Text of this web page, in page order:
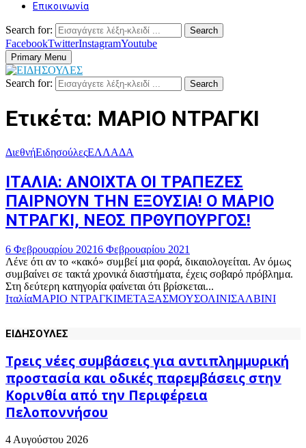
Επικοινωνία
Search for: Search
FacebookTwitterInstagramYoutube
Primary Menu
Search for: Search
Ετικέτα: ΜΑΡΙΟ ΝΤΡΑΓΚΙ
ΔιεθνήΕιδησούλεςΕΛΛΑΔΑ
ΙΤΑΛΙΑ: ΑΝΟΙΧΤΑ ΟΙ ΤΡΑΠΕΖΕΣ
ΠΑΙΡΝΟΥΝ ΤΗΝ ΕΞΟΥΣΙΑ! Ο ΜΑΡΙΟ
ΝΤΡΑΓΚΙ, ΝΕΟΣ ΠΡΘΥΠΟΥΡΓΟΣ!
6 Φεβρουαρίου 20216 Φεβρουαρίου 2021
Λένε ότι αν το «κακό» συμβεί μια φορά, δικαιολογείται. Αν όμως
συμβαίνει σε τακτά χρονικά διαστήματα, έχεις σοβαρό πρόβλημα.
Στη δεύτερη κατηγορία φαίνεται ότι βρίσκεται...
ΙταλίαΜΑΡΙΟ ΝΤΡΑΓΚΙΜΕΤΑΞΑΣΜΟΥΣΟΛΙΝΙΣΑΛΒΙΝΙ
ΕΙΔΗΣΟΥΛΕΣ
Τρεις νέες συμβάσεις για αντιπλημμυρική
προστασία και οδικές παρεμβάσεις στην
Κορινθία από την Περιφέρεια
Πελοποννήσου
4 Αυγούστου 2026